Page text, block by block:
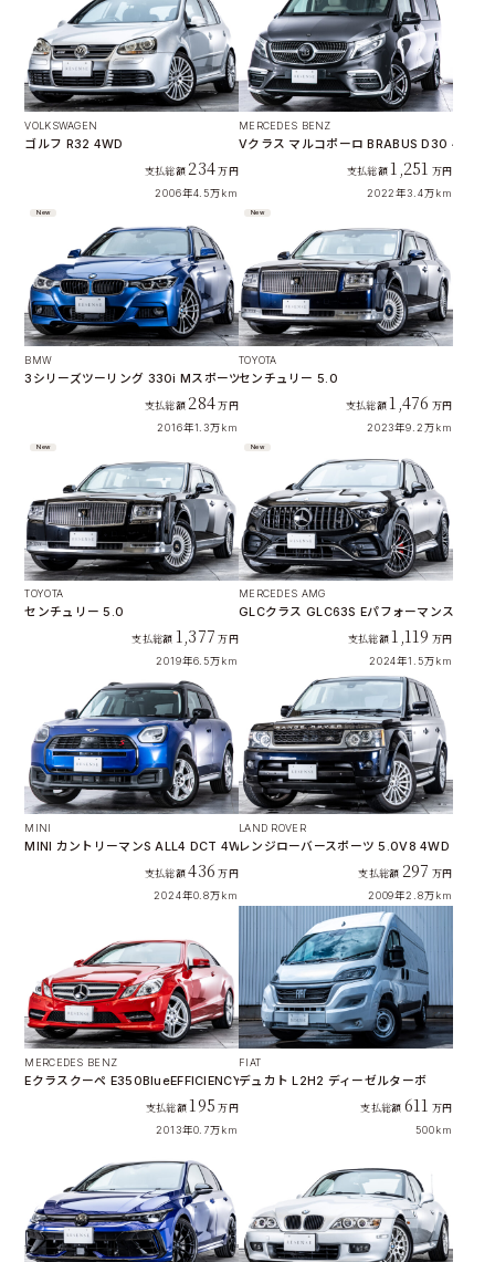
VOLKSWAGEN
ゴルフ R32 4WD
支払総額234万円
2006年4.5万km
MERCEDES BENZ
Vクラス マルコポーロ BRABUS D30 4×4 キ
支払総額 1,251 万円
2022年3.4万km
New
BMW
3シリーズツーリング 330i Mスポーツ
支払総額284万円
2016年1.3万km
New
TOYOTA
センチュリー 5.0
支払総額 1,476 万円
2023年9.2万km
New
TOYOTA
センチュリー 5.0
支払総額 1,377 万円
2019年6.5万km
New
MERCEDES AMG
GLCクラス GLC63S Eパフォーマンス 4WD
支払総額 1,119 万円
2024年1.5万km
MINI
MINI カントリーマンS ALL4 DCT 4WD
支払総額436 万円
2024年0.8万km
LAND ROVER
レンジローバースポーツ 5.0V8 4WD
支払総額 297 万円
2009年2.8万km
MERCEDES BENZ
Eクラスクーペ E350BlueEFFICIENCY AMGスポーツパッケージ
支払総額 195 万円
2013年0.7万km
FIAT
デュカト L2H2 ディーゼルターボ
支払総額 611 万円
500km